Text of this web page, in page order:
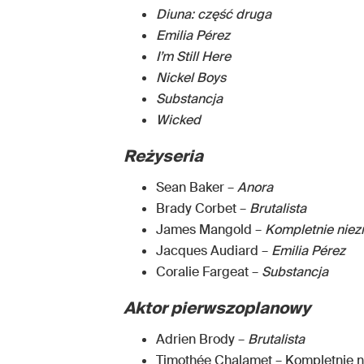
Diuna: część druga
Emilia Pérez
I’m Still Here
Nickel Boys
Substancja
Wicked
Reżyseria
Sean Baker –Anora
Brady Corbet – Brutalista
James Mangold – Kompletnie
Jacques Audiard – Emilia Pérez
Coralie Fargeat – Substancja
Aktor pierwszoplanowy
Adrien Brody – Brutalista
Timothée Chalamet – Kompletnie